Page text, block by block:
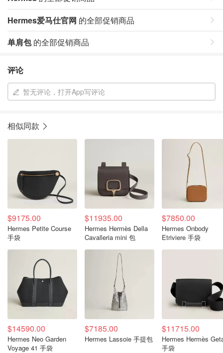
Hermes爱马仕官网 的全部促销商品
单肩包的全部促销商品
评论
暂无评论，打开App写评论
相似同款
$9175.00
Hermes Petite Course
手袋
$11935.00
Hermes Hermès Della
Cavalleria mini 包
$7850.00
Hermes Onbody
Etriviere 手袋
$14590.00
Hermes Neo Garden
Voyage 41 手袋
$7185.00
Hermes Lassoie 手提包
$11715.00
Hermes Hermès
手袋